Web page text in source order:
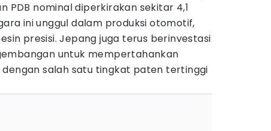
PDB nominal diperkirakan sekitar 4,1
ini unggul dalam produksi otomotif,
presisi. Jepang juga terus berinvestasi
untuk mempertahankan
salah satu tingkat paten tertinggi